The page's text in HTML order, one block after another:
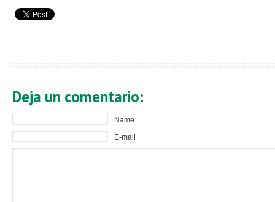
Deja un comentario:
Name
E-mail